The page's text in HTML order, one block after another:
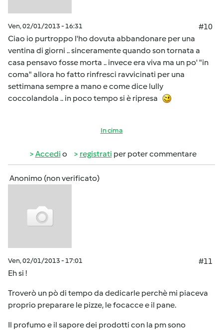
Ven, 02/01/2013 - 16:31
#10
Ciao io purtroppo l'ho dovuta abbandonare per una
ventina di giorni .. sinceramente quando son tornata a
casa pensavo fosse morta .. invece era viva ma un po' "in
coma" allora ho fatto rinfresci ravvicinati per una
settimana sempre a mano e come dice lully
coccolandola .. in poco tempo si è ripresa
In cima
Accedi o registrati per poter commentare
Anonimo (non verificato)
Ven, 02/01/2013 - 17:01
#11
Eh si !
Troverò un pò di tempo da dedicarle perchè mi piaceva
proprio preparare le pizze, le focacce e il pane.
Il profumo e il sapore dei prodotti con la pm sono